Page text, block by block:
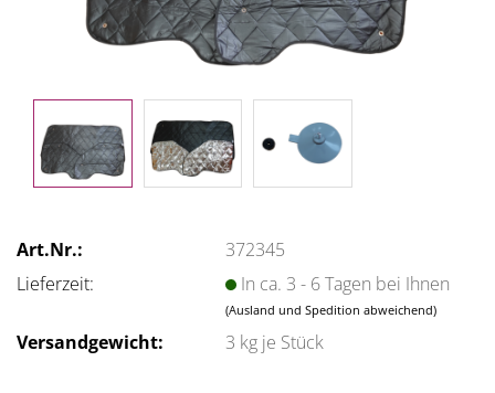
Art.Nr.:
372345
Lieferzeit:
In ca. 3 - 6 Tagen bei Ihnen
(Ausland und Spedition abweichend)
Versandgewicht: 3 kg je Stück